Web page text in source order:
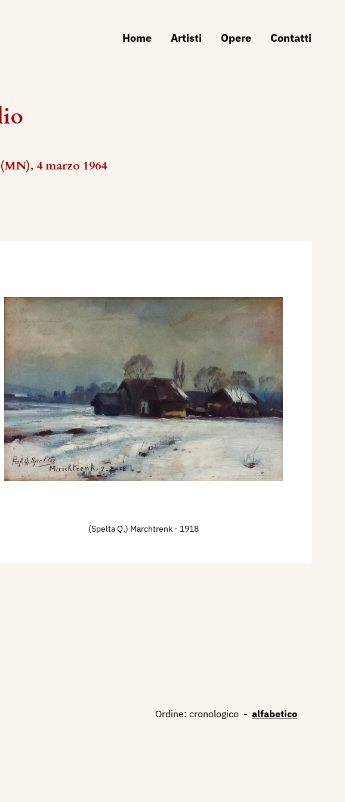
Home Artisti Opere Contatti
4 marzo 1964
(Spelta Q.) Marchtrenk - 1918
Ordine: cronologico - alfabetico